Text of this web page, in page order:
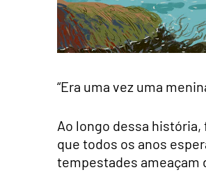
“Era uma vez uma
Ao longo dessa
que todos os anos
tempestades ameaçam